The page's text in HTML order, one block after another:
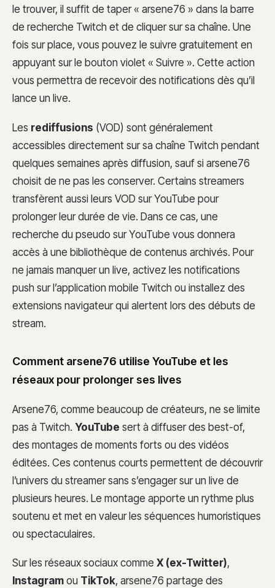
le trouver, il suffit de taper « arsene76 » dans la barre
de recherche Twitch et de cliquer sur sa chaîne. Une
fois sur place, vous pouvez le suivre gratuitement en
appuyant sur le bouton violet « Suivre ». Cette action
vous permettra de recevoir des notifications dès qu’il
lance un live.
Les rediffusions (VOD) sont généralement
accessibles directement sur sa chaîne Twitch pendant
quelques semaines après diffusion, sauf si arsene76
choisit de ne pas les conserver. Certains streamers
transfèrent aussi leurs VOD sur YouTube pour
prolonger leur durée de vie. Dans ce cas, une
recherche du pseudo sur YouTube vous donnera
accès à une bibliothèque de contenus archivés. Pour
ne jamais manquer un live, activez les notifications
push sur l’application mobile Twitch ou installez des
extensions navigateur qui alertent lors des débuts de
stream.
Comment arsene76 utilise YouTube et les
réseaux pour prolonger ses lives
Arsene76, comme beaucoup de créateurs, ne se limite
pas à Twitch. YouTube sert à diffuser des best-of,
des montages de moments forts ou des vidéos
éditées. Ces contenus courts permettent de découvrir
l’univers du streamer sans s’engager sur un live de
plusieurs heures. Le montage apporte un rythme plus
soutenu et met en valeur les séquences humoristiques
ou spectaculaires.
Sur les réseaux sociaux comme X (ex-Twitter),
Instagram ou TikTok, arsene76 partage des